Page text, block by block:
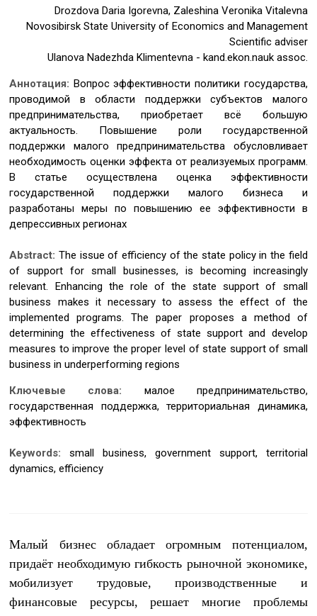
Drozdova Daria Igorevna, Zaleshina Veronika Vitalevna
Novosibirsk State University of Economics and Management
Scientific adviser
Ulanova Nadezhda Klimentevna - kand.ekon.nauk assoc.
Аннотация: Вопрос эффективности политики государства,
проводимой в области поддержки субъектов малого
предпринимательства, приобретает всё большую
актуальность. Повышение роли государственной
поддержки малого предпринимательства обусловливает
необходимость оценки эффекта от реализуемых программ.
В статье осуществлена оценка эффективности
государственной поддержки малого бизнеса и
разработаны меры по повышению ее эффективности в
депрессивных регионах
Abstract:The issue of efficiency of the state policy in the field
of support for small businesses, is becoming increasingly
relevant. Enhancing the role of the state support of small
business makes it necessary to assess the effect of the
implemented programs. The paper proposes a method of
determining the effectiveness of state support and develop
measures to improve the proper level of state support of small
business in underperforming regions
Ключевые слова: малое предпринимательство,
государственная поддержка, территориальная динамика,
эффективность
Keywords:small business, government support, territorial
dynamics, efficiency
Малый бизнес обладает огромным потенциалом,
придаёт необходимую гибкость рыночной экономике,
мобилизует трудовые, производственные и
финансовые ресурсы, решает многие проблемы